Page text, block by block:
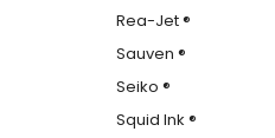
Rea-Jet ®
Sauven ®
Seiko ®
Squid Ink ®